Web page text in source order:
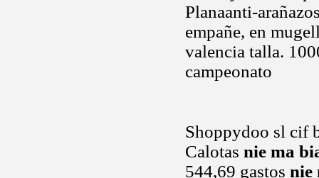
Planaanti-
empañe, en
valencia talla.
campeonato
Shoppydoo sl cif
Calotas nie ma
544,69 gastos nie